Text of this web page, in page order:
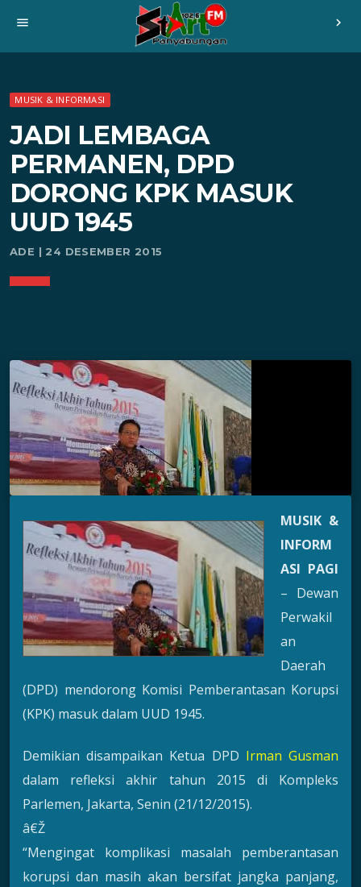
menu chevron_right
MUSIK & INFORMASI
JADI LEMBAGA
PERMANEN, DPD
DORONG KPK MASUK
UUD 1945
ADE | 24 DESEMBER 2015
MUSIK &
INFORM
ASI PAGI
– Dewan
Perwakil
an
Daerah
(DPD) mendorong Komisi Pemberantasan Korupsi
(KPK) masuk dalam UUD 1945.
Demikian disampaikan Ketua DPD Irman Gusman
dalam refleksi akhir tahun 2015 di Kompleks
Parlemen, Jakarta, Senin (21/12/2015).
â€Ž
“Mengingat komplikasi masalah pemberantasan
korupsi dan masih akan bersifat jangka panjang,